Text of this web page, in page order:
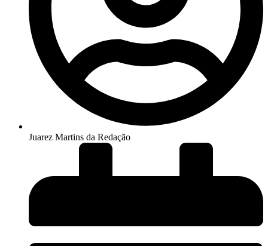
Juarez Martins da Redação